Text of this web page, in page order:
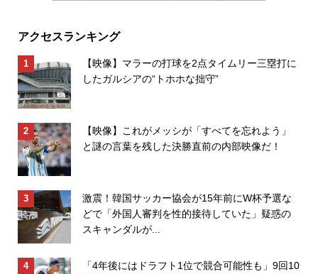
アクセスランキング
【映像】マラーの打球を2点タイムリー三塁打に
したガルシアの“トホホな拙守”
【映像】これがメッシが「すべてを忘れよう」
と謎の言葉を残した決勝直前の内部映像だ！
激震！韓国サッカー協会が15年前にW杯予選な
どで「外国人審判を性的接待していた」疑惑の
スキャンダルが...
「4年後にはドラフト1位で競合可能性も」9回10